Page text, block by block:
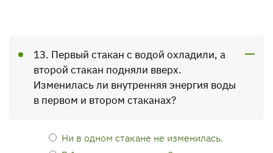
13. Первый стакан с водой охладили, а
второй стакан подняли вверх.
Изменилась ли внутренняя энергия воды
в первом и втором стаканах?
Ни в одном стакане не изменилась.